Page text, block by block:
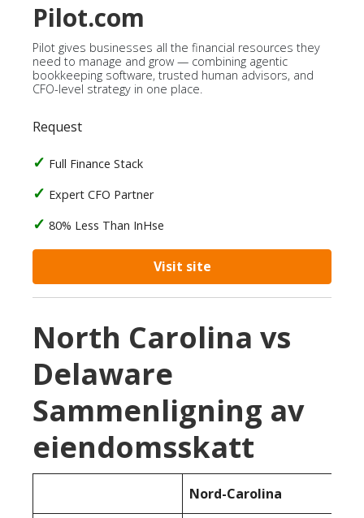
Pilot.com
Pilot gives businesses all the financial resources they
need to manage and grow — combining agentic
bookkeeping software, trusted human advisors, and
CFO-level strategy in one place.
Request
Full Finance Stack
Expert CFO Partner
80% Less Than InHse
Visit site
North Carolina vs
Delaware
Sammenligning av
eiendomsskatt
Nord-Carolina